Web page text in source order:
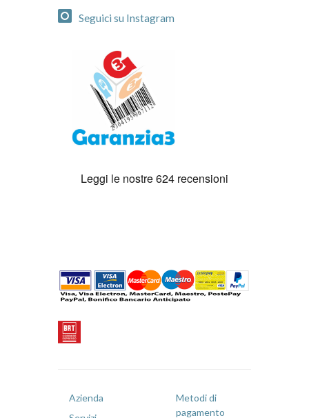
Seguici su Instagram
Azienda
Metodi di
pagamento